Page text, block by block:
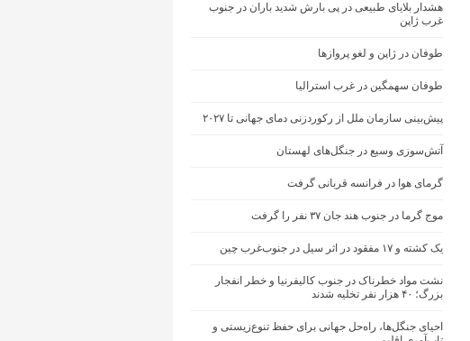
هشدار بلایای طبیعی در پی بارش شدید باران در جنوب
غرب ژاپن
طوفان در ژاپن و لغو پروازها
طوفان سهمگین در غرب استرالیا
پیش‌بینی سازمان ملل از رکوردزنی دمای جهانی تا ۲۰۲۷
آتش‌سوزی وسیع در جنگل‌های لهستان
گرمای هوا در فرانسه قربانی گرفت
موج گرما در جنوب هند جان ۳۷ نفر را گرفت
یک کشته و ۱۷ مفقود در اثر سیل در جنوب‌غرب چین
نشت مواد خطرناک در جنوب کالیفرنیا و خطر انفجار
بزرگ؛ ۴۰ هزار نفر تخلیه شدند
احیای جنگل‌ها، راه‌حل جهانی برای حفظ تنوع‌زیستی و